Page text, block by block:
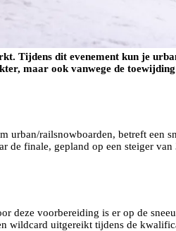
Tijdens dit evenement kun je
maar ook vanwege de
railsnowboarden, betreft een
finale, gepland op een steiger
deze voorbereiding is er op de
wildcard uitgereikt tijdens de